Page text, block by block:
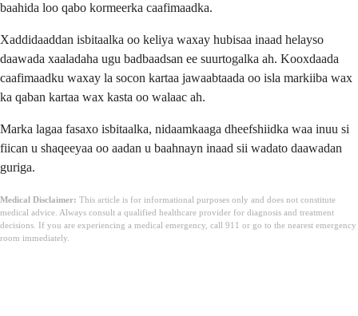
baahida loo qabo kormeerka caafimaadka.
Xaddidaaddan isbitaalka oo keliya waxay hubisaa inaad helayso
daawada xaaladaha ugu badbaadsan ee suurtogalka ah. Kooxdaada
caafimaadku waxay la socon kartaa jawaabtaada oo isla markiiba wax
ka qaban kartaa wax kasta oo walaac ah.
Marka lagaa fasaxo isbitaalka, nidaamkaaga dheefshiidka waa inuu si
fiican u shaqeeyaa oo aadan u baahnayn inaad sii wadato daawadan
guriga.
Medical Disclaimer: This article is for informational purposes only and does not constitute
medical advice. Always consult a qualified healthcare provider for diagnosis and treatment
decisions. If you are experiencing a medical emergency, call 911 or go to the nearest emergency
room immediately.